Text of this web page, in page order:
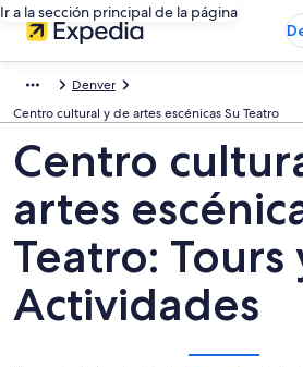
Ir a la sección principal de la página
Denver
Centro cultural y de artes escénicas Su Teatro
Centro
artes
Teatro: Tours
Actividades